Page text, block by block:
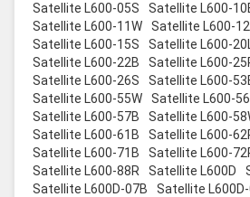
Satellite L600-05S
Satellite L600-
Satellite L600-11W
Satellite L600-
Satellite L600-15S
Satellite L600-
Satellite L600-22B
Satellite L600-
Satellite L600-26S
Satellite L600-
Satellite L600-55W
Satellite L600-
Satellite L600-57B
Satellite L600-
Satellite L600-61B
Satellite L600-
Satellite L600-71B
Satellite L600-
Satellite L600-88R
Satellite L600D
Satellite L600D-07B
Satellite